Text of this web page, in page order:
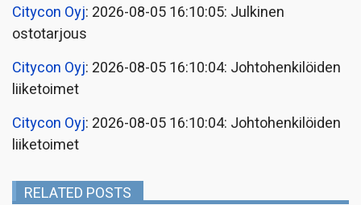
Citycon Oyj: 2026-08-05 16:10:05: Julkinen
ostotarjous
Citycon Oyj: 2026-08-05 16:10:04: Johtohenkilöiden
liiketoimet
Citycon Oyj: 2026-08-05 16:10:04: Johtohenkilöiden
liiketoimet
RELATED POSTS